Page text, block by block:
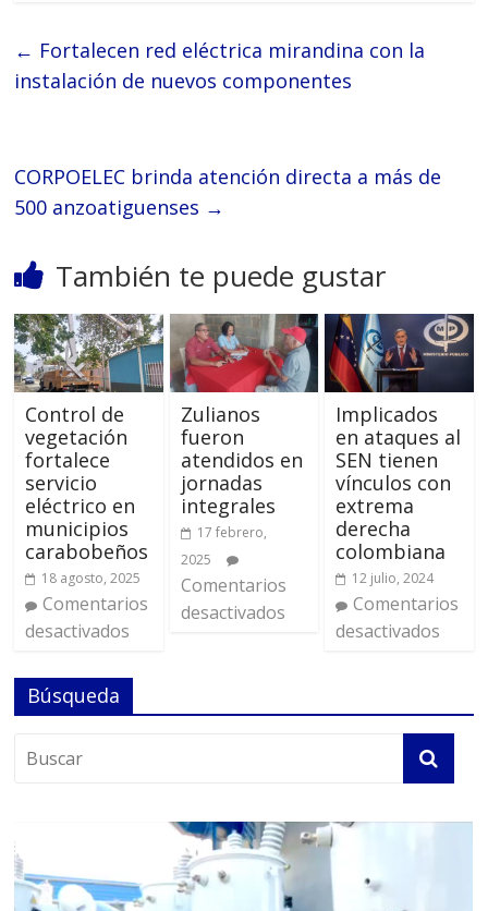
← Fortalecen red eléctrica mirandina con la
instalación de nuevos componentes
CORPOELEC brinda atención directa a más de
500 anzoatiguenses →
También te puede gustar
Control de
vegetación
fortalece
servicio
eléctrico en
municipios
carabobeños
18 agosto, 2025
Comentarios
desactivados
Zulianos
fueron
atendidos en
jornadas
integrales
17 febrero,
2025
Comentarios
desactivados
Implicados
en ataques al
SEN tienen
vínculos con
extrema
derecha
colombiana
12 julio, 2024
Comentarios
desactivados
Búsqueda